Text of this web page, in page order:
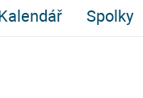
Spolky